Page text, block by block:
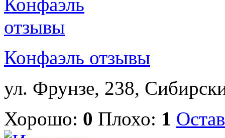
Конфаэль отзывы
ул. Фрунзе, 238,
Хорошо: 0 Плохо: 1